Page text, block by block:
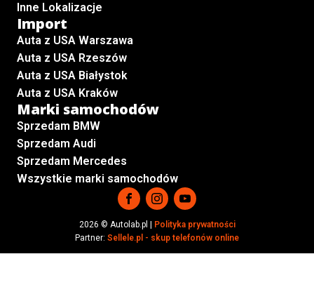
Inne Lokalizacje
Import
Auta z USA Warszawa
Auta z USA Rzeszów
Auta z USA Białystok
Auta z USA Kraków
Marki samochodów
Sprzedam BMW
Sprzedam Audi
Sprzedam Mercedes
Wszystkie marki samochodów
2026 © Autolab.pl |
Polityka prywatności
Partner: Sellele.pl - skup telefonów online